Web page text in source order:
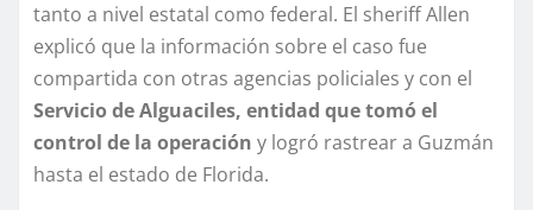
tanto a nivel estatal como federal. El sheriff Allen
explicó que la información sobre el caso fue
compartida con otras agencias policiales y con el
Servicio de Alguaciles, entidad que tomó el
control de la operación y logró rastrear a Guzmán
hasta el estado de Florida.